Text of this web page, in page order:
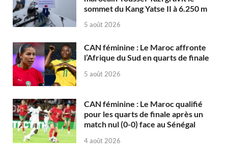
sommet du Kang Yatse II à 6.250 m
5 août 2026
CAN féminine : Le Maroc affronte
l’Afrique du Sud en quarts de finale
5 août 2026
CAN féminine : Le Maroc qualifié
pour les quarts de finale après un
match nul (0-0) face au Sénégal
4 août 2026